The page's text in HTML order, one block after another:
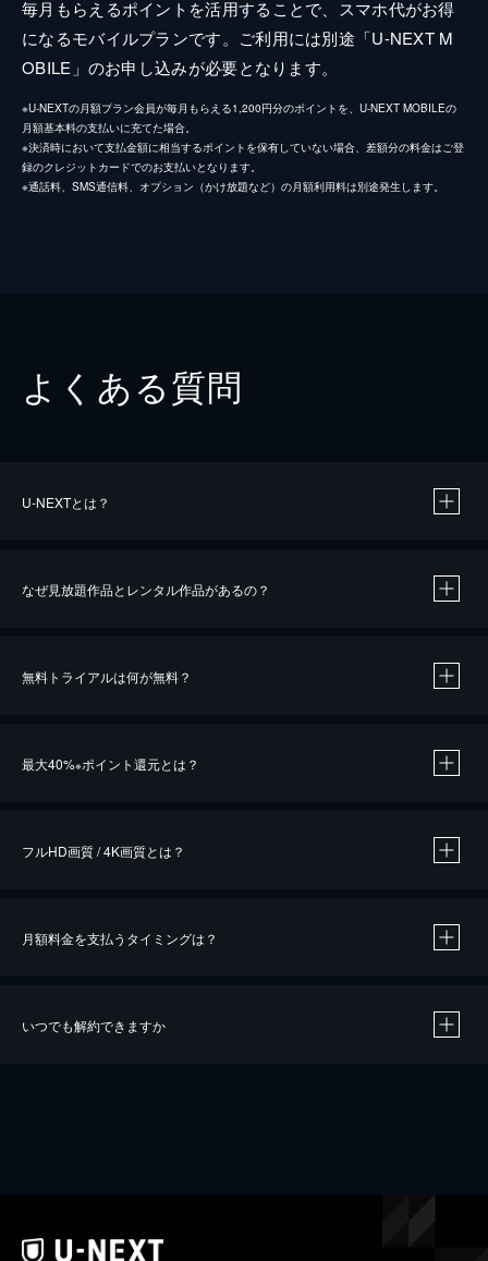
毎月もらえるポイントを活用することで、スマホ代がお得
になるモバイルプランです。ご利用には別途「U-NEXT M
OBILE」のお申し込みが必要となります。
※U-NEXTの月額プラン会員が毎月もらえる1,200円分のポイントを、U-NEXT MOBILEの
月額基本料の支払いに充てた場合。
※決済時において支払金額に相当するポイントを保有していない場合、差額分の料金はご登
録のクレジットカードでのお支払いとなります。
※通話料、SMS通信料、オプション（かけ放題など）の月額利用料は別途発生します。
よくある質問
U-NEXTとは？
なぜ見放題作品とレンタル作品があるの？
無料トライアルは何が無料？
最大40%※ポイント還元とは？
※40％ポイント還元の対象は、クレジットカード決済による作品の購入 / レンタルです。
フルHD画質 / 4K画質とは？
月額料金を支払うタイミングは？
いつでも解約できますか